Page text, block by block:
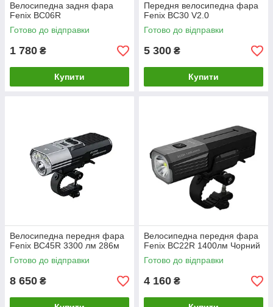
Велосипедна задня фара
Fenix ​​BC06R
Готово до відправки
1 780 ₴
Купити
Передня велосипедна фара
Fenix ​​BC30 V2.0
Готово до відправки
5 300 ₴
Купити
Велосипедна передня фара
Fenix BC45R 3300 лм 286м
Готово до відправки
8 650 ₴
Велосипедна передня фара
Fenix BC22R 1400лм Чорний
Готово до відправки
4 160 ₴